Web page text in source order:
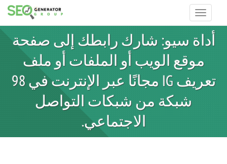
Toggle
أداة سيو: شارك رابطك إلى صفحة
موقع الويب أو الملفات أو ملف
تعريف IG مجانًا عبر الإنترنت في 98
شبكة من شبكات التواصل
الاجتماعي.